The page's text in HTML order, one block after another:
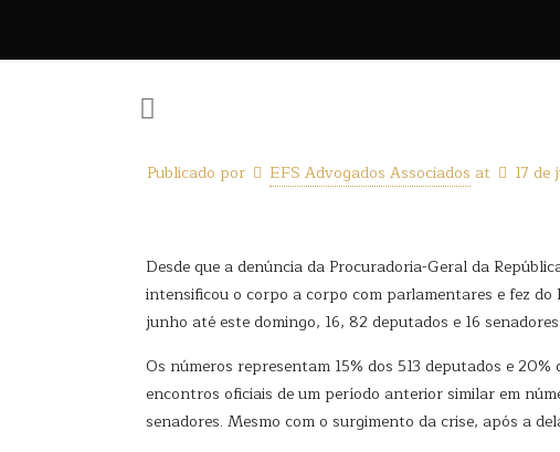
Publicado por EFS Advogados Associados at 17 de
Desde que a denúncia da Procuradoria-Geral da
intensificou o corpo a corpo com parlamentares e fez
junho até este domingo, 16, 82 deputados e 16
Os números representam 15% dos 513 deputados e
encontros oficiais de um período anterior similar em
senadores. Mesmo com o surgimento da crise, após a